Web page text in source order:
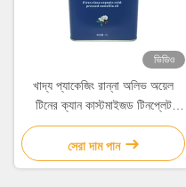
ভিডিও
খাদ্য প্যাকেজিং রান্না অলিভ অয়েল
টিনের ক্যান কাস্টমাইজড টিনপ্লেট
উপাদান
সেরা দাম পান